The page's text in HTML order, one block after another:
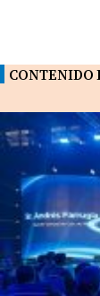
CONTENIDO